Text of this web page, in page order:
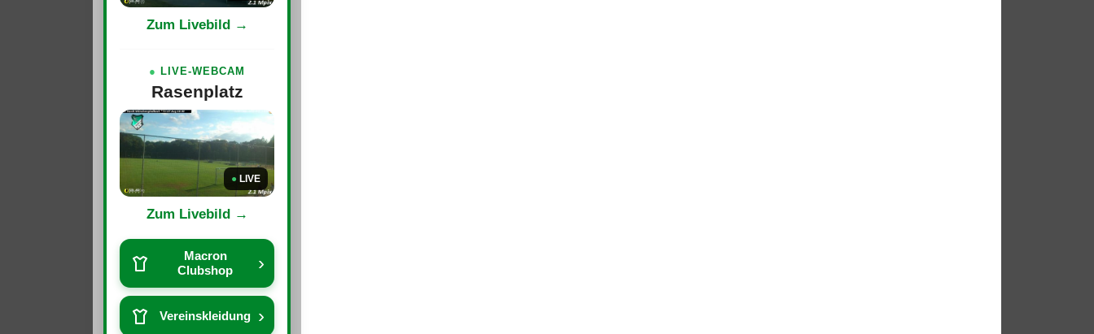
Zum Livebild →
● LIVE-WEBCAM
Rasenplatz
● LIVE
Zum Livebild →
Macron
Clubshop
›
Vereinskleidung ›